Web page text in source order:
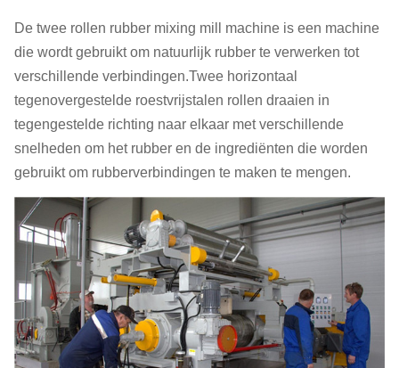
De twee rollen rubber mixing mill machine is een machine
die wordt gebruikt om natuurlijk rubber te verwerken tot
verschillende verbindingen.Twee horizontaal
tegenovergestelde roestvrijstalen rollen draaien in
tegengestelde richting naar elkaar met verschillende
snelheden om het rubber en de ingrediënten die worden
gebruikt om rubberverbindingen te maken te mengen.